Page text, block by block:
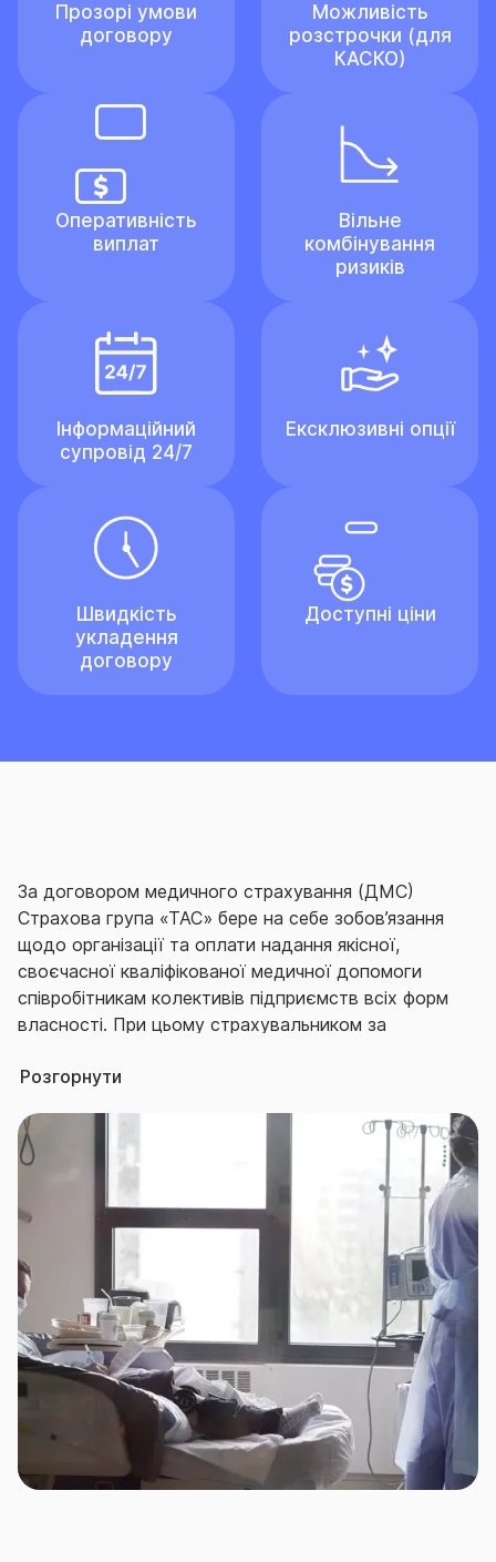
Прозорі умови
договору
Можливість
розстрочки (для
КАСКО)
Оперативність
виплат
Вільне
комбінування
ризиків
Інформаційний
супровід 24/7
Ексклюзивні опції
Швидкість
укладення
договору
Доступні ціни
За договором медичного страхування (ДМС)
Страхова група «ТАС» бере на себе зобов’язання
щодо організації та оплати надання якісної,
своєчасної кваліфікованої медичної допомоги
співробітникам колективів підприємств всіх форм
власності. При цьому страхувальником за
можуть включати в себе організацію і оплату
страховиком як стандартних медичних послуг на
випадок нездужання застрахованих осіб, так і
покривати забезпечення профілактичних та
реабілітаційних заходів, передбачати вакцинацію,
вітамінопрофілактику, формування офісної аптечки
тощо.
Розгорнути